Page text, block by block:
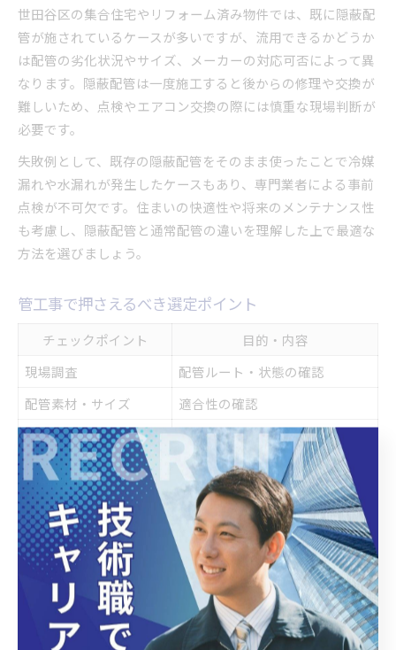
世田谷区の集合住宅やリフォーム済み物件では、既に隠蔽配
管が施されているケースが多いですが、流用できるかどうか
は配管の劣化状況やサイズ、メーカーの対応可否によって異
なります。隠蔽配管は一度施工すると後からの修理や交換が
難しいため、点検やエアコン交換の際には慎重な現場判断が
必要です。
失敗例として、既存の隠蔽配管をそのまま使ったことで冷媒
漏れや水漏れが発生したケースもあり、専門業者による事前
点検が不可欠です。住まいの快適性や将来のメンテナンス性
も考慮し、隠蔽配管と通常配管の違いを理解した上で最適な
方法を選びましょう。
管工事で押さえるべき選定ポイント
チェックポイント
目的・内容
現場調査
配管ルート・状態の確認
配管素材・サイズ
適合性の確認
施工実績
業者の信頼性判断
見積内容
明確さ・追加費用有無
管工事を世田谷区で依頼する際、失敗しないためには複数の
ポイントを押さえておく必要があります。まず、現場調査を
丁寧に行い、配管経路や既存配管の状態、建物の構造条件を
正確に把握することが重要です。特にリフォーム物件では、
隠蔽配管の有無や使用可能かどうかの判断が難しく、専門家
の診断が欠かせません。